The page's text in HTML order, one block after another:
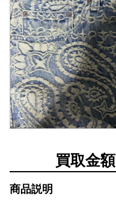
買取金額
商品説明